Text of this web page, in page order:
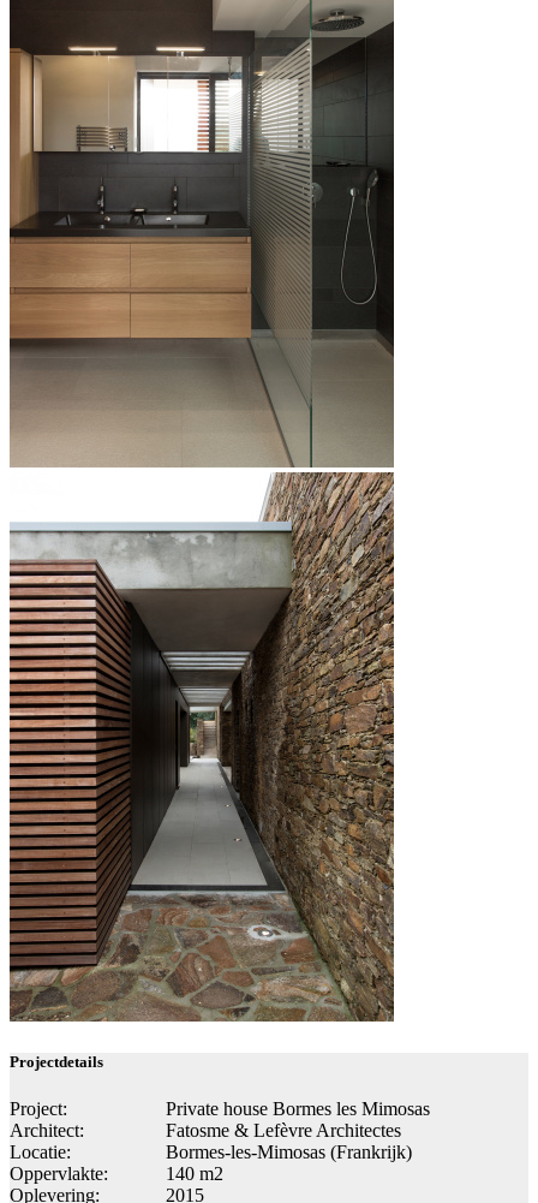
Projectdetails
Project:
Private house Bormes les Mimosas
Architect:
Fatosme & Lefèvre Architectes
Locatie:
Bormes-les-Mimosas (Frankrijk)
Oppervlakte:
140 m2
Oplevering:
2015